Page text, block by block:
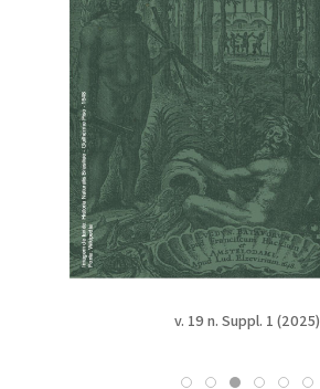
v. 19 n. Suppl. 1 (2025)